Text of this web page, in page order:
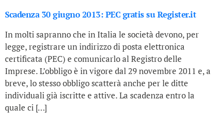
Scadenza 30 giugno 2013: PEC gratis su Register.it
In molti sapranno che in Italia le società devono, per
legge, registrare un indirizzo di posta elettronica
certificata (PEC) e comunicarlo al Registro delle
Imprese. L’obbligo è in vigore dal 29 novembre 2011 e, a
breve, lo stesso obbligo scatterà anche per le ditte
individuali già iscritte e attive. La scadenza entro la
quale ci […]